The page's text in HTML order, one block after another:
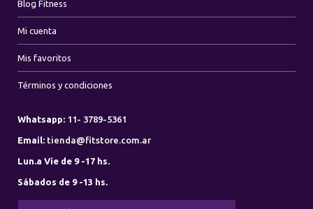
Blog Fitness
Mi cuenta
Mis favoritos
Términos y condiciones
Whatsapp: 11- 3789-5361
Email: tienda@fitstore.com.ar
Lun.a Vie de 9 -17 hs.
Sábados de 9 -13 hs.